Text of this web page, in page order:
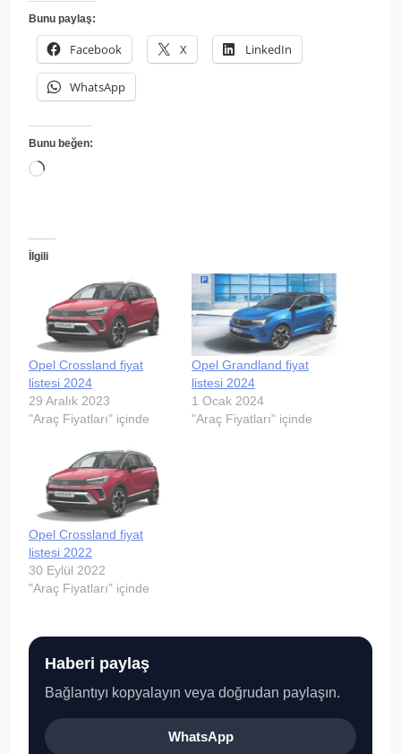
Bunu paylaş:
Facebook X LinkedIn
WhatsApp
Bunu beğen:
Yükleniyor...
İlgili
Opel Crossland fiyat
listesi 2024
29 Aralık 2023
"Araç Fiyatları" içinde
Opel Grandland fiyat
listesi 2024
1 Ocak 2024
"Araç Fiyatları" içinde
Opel Crossland fiyat
listesi 2022
30 Eylül 2022
"Araç Fiyatları" içinde
Haberi paylaş
Bağlantıyı kopyalayın veya doğrudan paylaşın.
WhatsApp